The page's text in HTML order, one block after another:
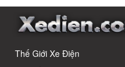
học sinh cấp 2
Cáo! 5
Quyết
Chuẩn
Thế Giới Xe Điện